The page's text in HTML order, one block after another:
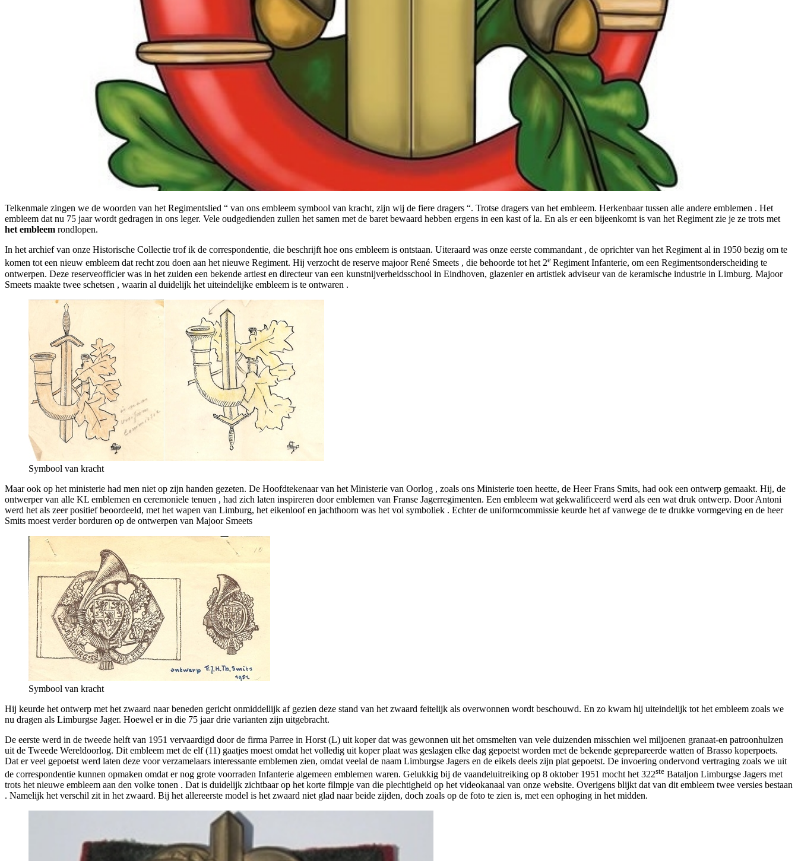
Telkenmale zingen we de woorden van het Regimentslied “ van ons embleem symbool van kracht, zijn wij de fiere dragers “. Trotse dragers van het embleem. Herkenbaar tussen alle andere emblemen . Het
embleem dat nu 75 jaar wordt gedragen in ons leger. Vele oudgedienden zullen het samen met de baret bewaard hebben ergens in een kast of la. En als er een bijeenkomt is van het Regiment zie je ze trots met
het embleem rondlopen.
In het archief van onze Historische Collectie trof ik de correspondentie, die beschrijft hoe ons embleem is ontstaan. Uiteraard was onze eerste commandant , de oprichter van het Regiment al in 1950 bezig om te
komen tot een nieuw embleem dat recht zou doen aan het nieuwe Regiment. Hij verzocht de reserve majoor René Smeets , die behoorde tot het 2e Regiment Infanterie, om een Regimentsonderscheiding te
ontwerpen. Deze reserveofficier was in het zuiden een bekende artiest en directeur van een kunstnijverheidsschool in Eindhoven, glazenier en artistiek adviseur van de keramische industrie in Limburg. Majoor
Smeets maakte twee schetsen , waarin al duidelijk het uiteindelijke embleem is te ontwaren .
Symbool van kracht
Maar ook op het ministerie had men niet op zijn handen gezeten. De Hoofdtekenaar van het Ministerie van Oorlog , zoals ons Ministerie toen heette, de Heer Frans Smits, had ook een ontwerp gemaakt. Hij, de
ontwerper van alle KL emblemen en ceremoniele tenuen , had zich laten inspireren door emblemen van Franse Jagerregimenten. Een embleem wat gekwalificeerd werd als een wat druk ontwerp. Door Antoni
werd het als zeer positief beoordeeld, met het wapen van Limburg, het eikenloof en jachthoorn was het vol symboliek . Echter de uniformcommissie keurde het af vanwege de te drukke vormgeving en de heer
Smits moest verder borduren op de ontwerpen van Majoor Smeets
Symbool van kracht
Hij keurde het ontwerp met het zwaard naar beneden gericht onmiddellijk af gezien deze stand van het zwaard feitelijk als overwonnen wordt beschouwd. En zo kwam hij uiteindelijk tot het embleem zoals we
nu dragen als Limburgse Jager. Hoewel er in die 75 jaar drie varianten zijn uitgebracht.
De eerste werd in de tweede helft van 1951 vervaardigd door de firma Parree in Horst (L) uit koper dat was gewonnen uit het omsmelten van vele duizenden misschien wel miljoenen granaat-en patroonhulzen
uit de Tweede Wereldoorlog. Dit embleem met de elf (11) gaatjes moest omdat het volledig uit koper plaat was geslagen elke dag gepoetst worden met de bekende geprepareerde watten of Brasso koperpoets.
Dat er veel gepoetst werd laten deze voor verzamelaars interessante emblemen zien, omdat veelal de naam Limburgse Jagers en de eikels deels zijn plat gepoetst. De invoering ondervond vertraging zoals we uit
de correspondentie kunnen opmaken omdat er nog grote voorraden Infanterie algemeen emblemen waren. Gelukkig bij de vaandeluitreiking op 8 oktober 1951 mocht het 322ste Bataljon Limburgse Jagers met
trots het nieuwe embleem aan den volke tonen . Dat is duidelijk zichtbaar op het korte filmpje van die plechtigheid op het videokanaal van onze website. Overigens blijkt dat van dit embleem twee versies bestaan
. Namelijk het verschil zit in het zwaard. Bij het allereerste model is het zwaard niet glad naar beide zijden, doch zoals op de foto te zien is, met een ophoging in het midden.